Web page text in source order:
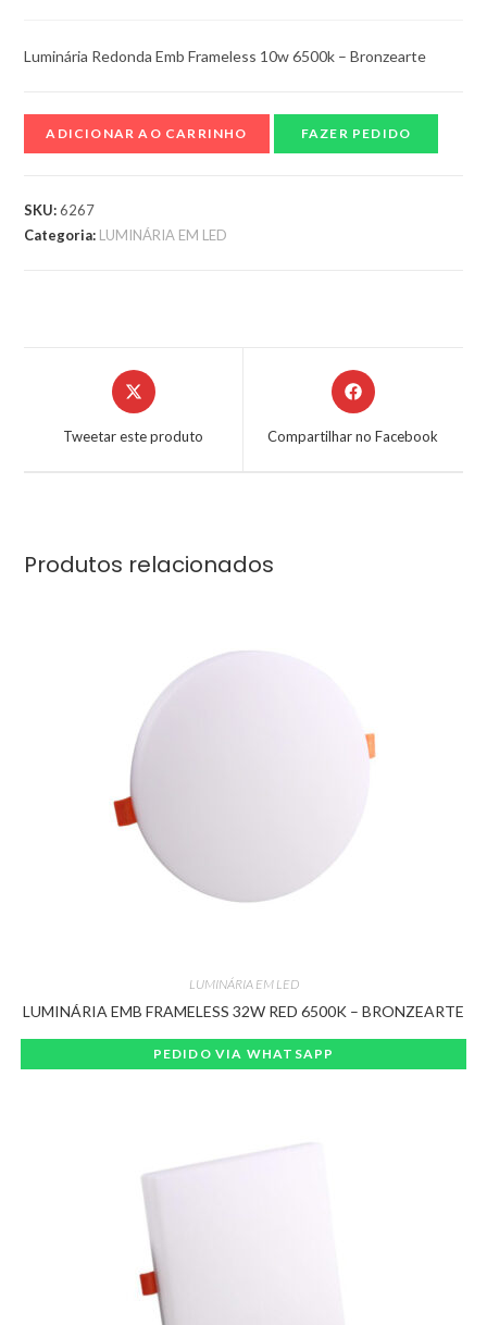
Luminária Redonda Emb Frameless 10w 6500k – Bronzearte
ADICIONAR AO CARRINHO FAZER PEDIDO
SKU:6267
Categoria: LUMINÁRIA EM LED
Tweetar este produto Compartilhar no Facebook
Produtos relacionados
LUMINÁRIA EM LED
LUMINÁRIA EMB FRAMELESS 32W RED 6500K – BRONZEARTE
PEDIDO VIA WHATSAPP